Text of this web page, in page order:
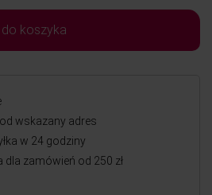
do koszyka
wskazany adres
w 24 godziny
zamówień od 250 zł